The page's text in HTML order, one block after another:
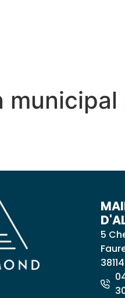
municipal
5